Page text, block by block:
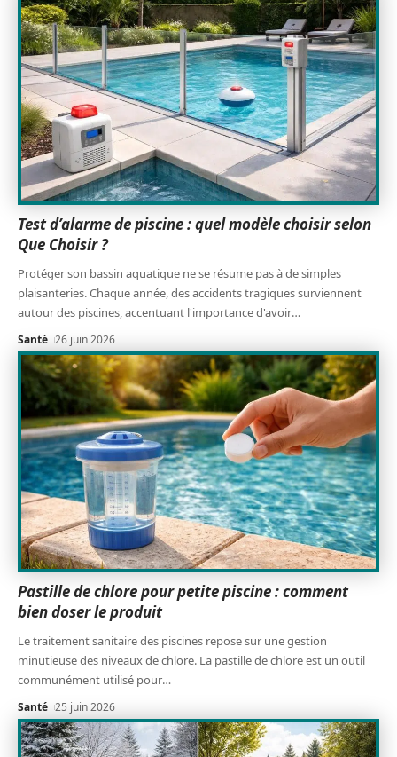
Test d’alarme de piscine : quel modèle choisir selon
Que Choisir ?
Protéger son bassin aquatique ne se résume pas à de simples
plaisanteries. Chaque année, des accidents tragiques surviennent
autour des piscines, accentuant l'importance d'avoir…
Santé 26 juin 2026
Pastille de chlore pour petite piscine : comment
bien doser le produit
Le traitement sanitaire des piscines repose sur une gestion
minutieuse des niveaux de chlore. La pastille de chlore est un outil
communément utilisé pour…
Santé 25 juin 2026